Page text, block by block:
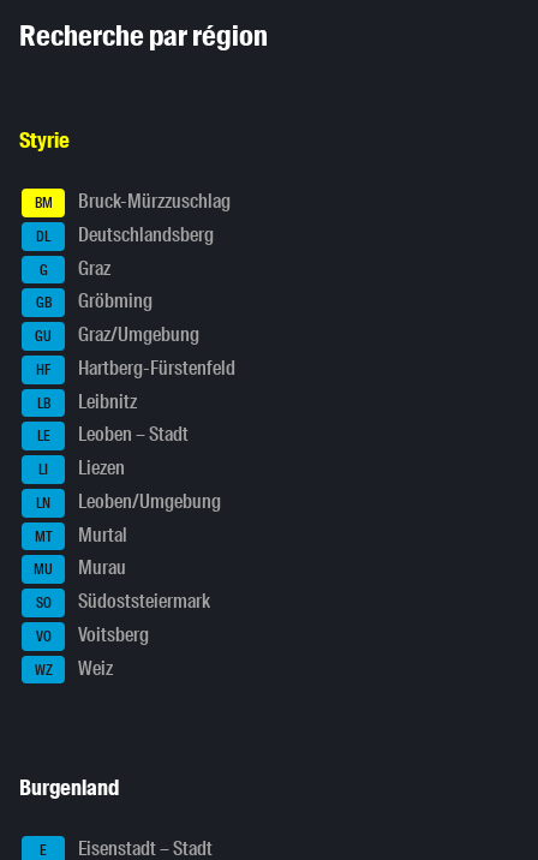
Recherche par région
Styrie
BM Bruck-Mürzzuschlag
DL Deutschlandsberg
G Graz
GB Gröbming
GU Graz/Umgebung
HF Hartberg-Fürstenfeld
LB Leibnitz
LE Leoben – Stadt
LI Liezen
LN Leoben/Umgebung
MT Murtal
MU Murau
SO Südoststeiermark
VO Voitsberg
WZ Weiz
Burgenland
E Eisenstadt – Stadt